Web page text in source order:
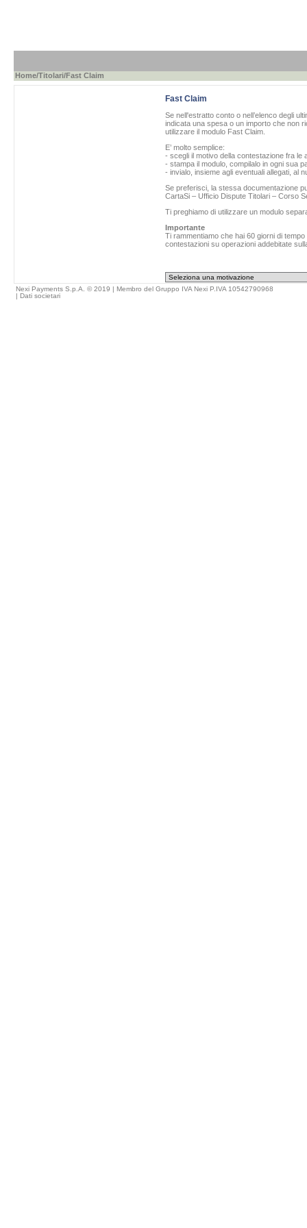
Home/Titolari/Fast Claim
Fast Claim
Se nell'estratto conto o nell’elenco degli
indicata una spesa o un importo che non
utilizzare il modulo Fast Claim.
E’ molto semplice:
- scegli il motivo della contestazione fra le
- stampa il modulo, compilalo in ogni sua
- invialo, insieme agli eventuali allegati, al
Se preferisci, la stessa documentazione
CartaSi – Ufficio Dispute Titolari – Corso
Ti preghiamo di utilizzare un modulo
Importante
Ti rammentiamo che hai 60 giorni di
contestazioni su operazioni addebitate
Nexi Payments S.p.A. © 2019 | Membro del Gruppo IVA Nexi P.IVA 10542790968
| Dati societari